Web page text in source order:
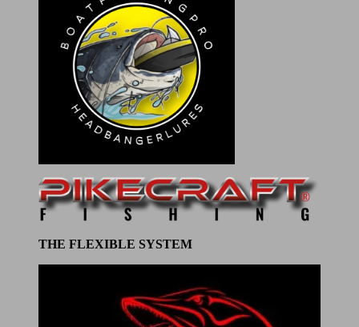
THE FLEXIBLE SYSTEM